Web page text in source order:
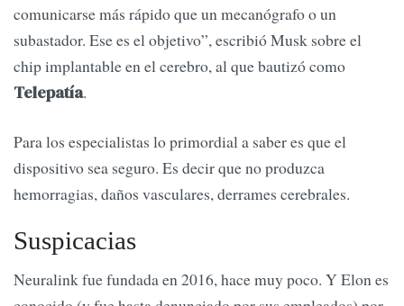
comunicarse más rápido que un mecanógrafo o un
subastador. Ese es el objetivo”, escribió Musk sobre el
chip implantable en el cerebro, al que bautizó como
Telepatía.
Para los especialistas lo primordial a saber es que el
dispositivo sea seguro. Es decir que no produzca
hemorragias, daños vasculares, derrames cerebrales.
Suspicacias
Neuralink fue fundada en 2016, hace muy poco. Y Elon es